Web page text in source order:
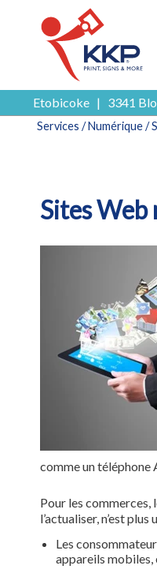
Etobicoke | 3341
Services /Numérique/
Sites Web
comme un téléphone
Pour les
l’actualiser, n’est
Les
appareils mobiles,